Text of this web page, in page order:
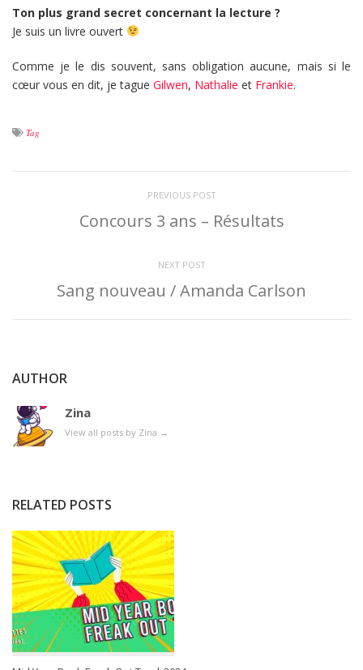
Ton plus grand secret concernant la lecture ?
Je suis un livre ouvert
Comme je le dis souvent, sans obligation aucune, mais si le
cœur vous en dit, je tague Gilwen, Nathalie et Frankie.
Tag
PREVIOUS POST
Concours 3 ans – Résultats
NEXT POST
Sang nouveau / Amanda Carlson
AUTHOR
Zina
View all posts by Zina →
RELATED POSTS